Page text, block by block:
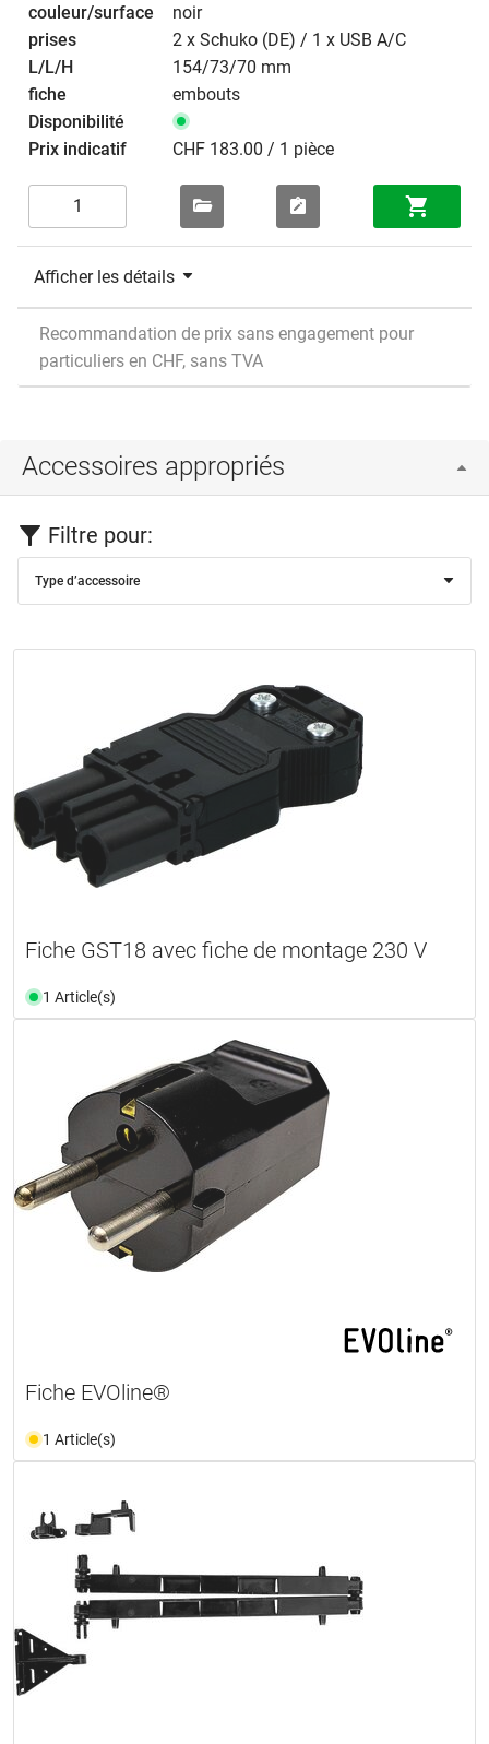
noir
2 x Schuko (DE) / 1 x USB A/C
154/73/70 mm
embouts
CHF 183.00 / 1 pièce
Afficher les détails
Recommandation de prix sans engagement pour
particuliers en CHF, sans TVA
Accessoires appropriés
Filtre pour:
Type d’accessoire
Fiche GST18 avec fiche de montage 230 V
1 Article(s)
Fiche EVOline®
1 Article(s)